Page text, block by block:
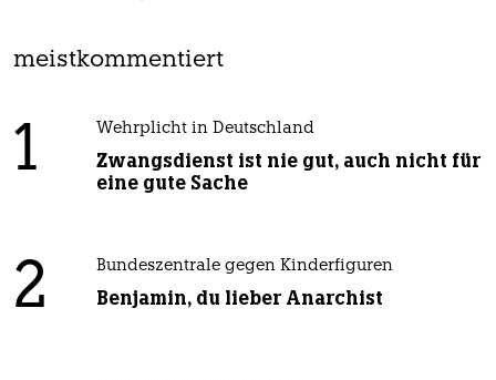
meistkommentiert
1 Wehrplicht in Deutschland
Zwangsdienst ist nie gut, auch nicht für
eine gute Sache
2 Bundeszentrale gegen Kinderfiguren
Benjamin, du lieber Anarchist